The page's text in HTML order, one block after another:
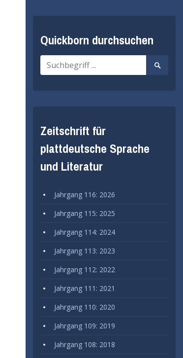
Quickborn durchsuchen
Suche
nach:
Suche
starten
Zeitschrift für
plattdeutsche Sprache
und Literatur
Jahrgang 116: 2026
Jahrgang 115: 2025
Jahrgang 114: 2024
Jahrgang 113: 2023
Jahrgang 112: 2022
Jahrgang 111: 2021
Jahrgang 110: 2020
Jahrgang 109: 2019
Jahrgang 108: 2018